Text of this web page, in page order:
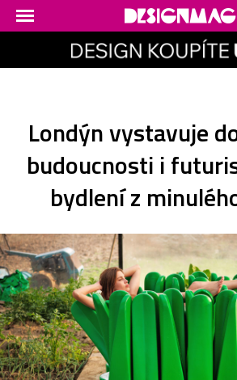
Londýn vystavuje
budoucnosti i
bydlení z